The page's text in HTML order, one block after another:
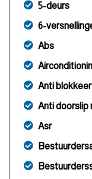
5-deurs
6-
Abs
Anti
Anti doorslip
Asr